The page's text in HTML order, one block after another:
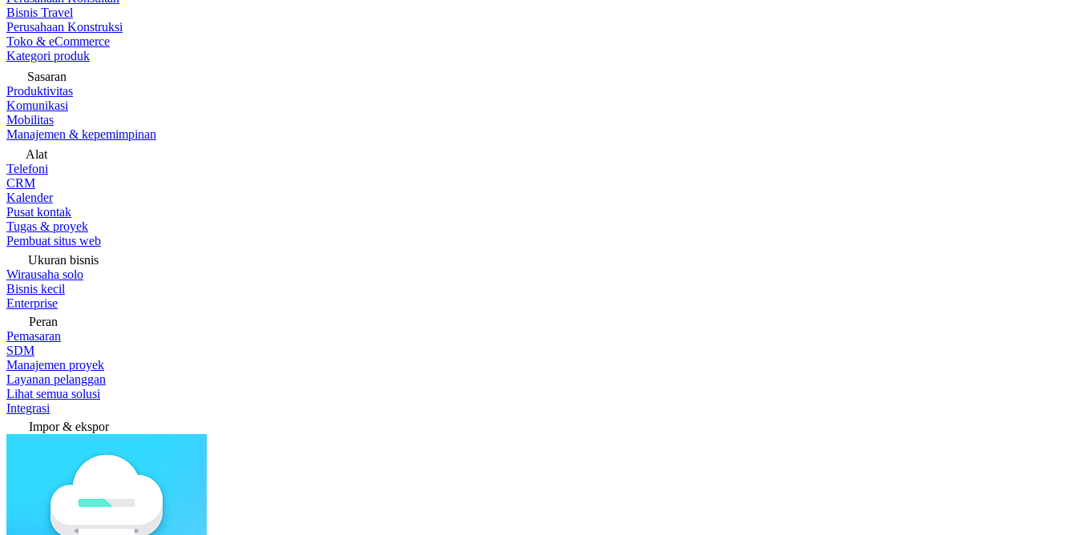
Bisnis Travel
Perusahaan Konstruksi
Toko & eCommerce
Kategori produk
Sasaran
Produktivitas
Komunikasi
Mobilitas
Manajemen & kepemimpinan
Alat
Telefoni
CRM
Kalender
Pusat kontak
Tugas & proyek
Pembuat situs web
Ukuran bisnis
Wirausaha solo
Bisnis kecil
Enterprise
Peran
Pemasaran
SDM
Manajemen proyek
Layanan pelanggan
Lihat semua solusi
Integrasi
Impor & ekspor